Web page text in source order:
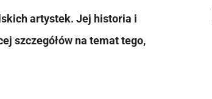
artystek. Jej historia i
szczegółów na temat tego,